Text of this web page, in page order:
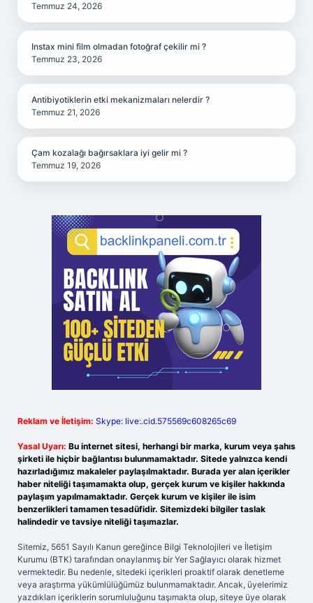
Temmuz 24, 2026
Instax mini film olmadan fotoğraf çekilir mi ?
Temmuz 23, 2026
Antibiyotiklerin etki mekanizmaları nelerdir ?
Temmuz 21, 2026
Çam kozalağı bağırsaklara iyi gelir mi ?
Temmuz 19, 2026
Reklam ve İletişim: Skype: live:.cid.575569c608265c69
Yasal Uyarı: Bu internet sitesi, herhangi bir marka, kurum veya şahıs
şirketi ile hiçbir bağlantısı bulunmamaktadır. Sitede yalnızca kendi
hazırladığımız makaleler paylaşılmaktadır. Burada yer alan içerikler
haber niteliği taşımamakta olup, gerçek kurum ve kişiler hakkında
paylaşım yapılmamaktadır. Gerçek kurum ve kişiler ile isim
benzerlikleri tamamen tesadüfidir. Sitemizdeki bilgiler taslak
halindedir ve tavsiye niteliği taşımazlar.
Sitemiz, 5651 Sayılı Kanun gereğince Bilgi Teknolojileri ve İletişim
Kurumu (BTK) tarafından onaylanmış bir Yer Sağlayıcı olarak hizmet
vermektedir. Bu nedenle, sitedeki içerikleri proaktif olarak denetleme
veya araştırma yükümlülüğümüz bulunmamaktadır. Ancak, üyelerimiz
yazdıkları içeriklerin sorumluluğunu taşımakta olup, siteye üye olarak